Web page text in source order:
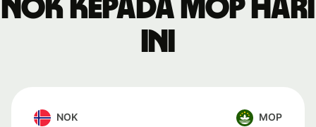
NOK kepada MOP hari
ini
NOK MOP